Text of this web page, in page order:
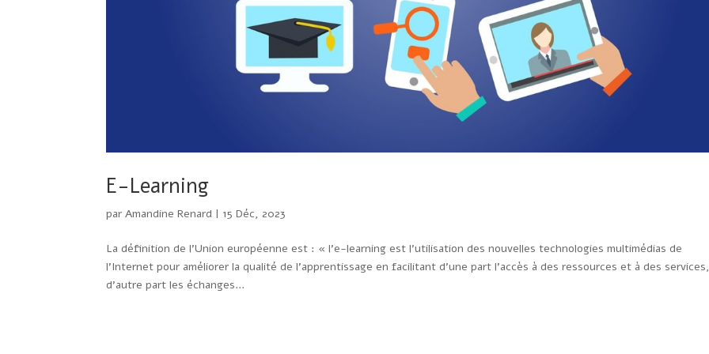
E-Learning
parAmandine Renard | 15 Déc, 2023
La définition de l’Union européenne est : « l’e-learning est l’utilisation des nouvelles technologies multimédias de
l’Internet pour améliorer la qualité de l’apprentissage en facilitant d’une part l’accès à des ressources et à des services,
d’autre part les échanges...